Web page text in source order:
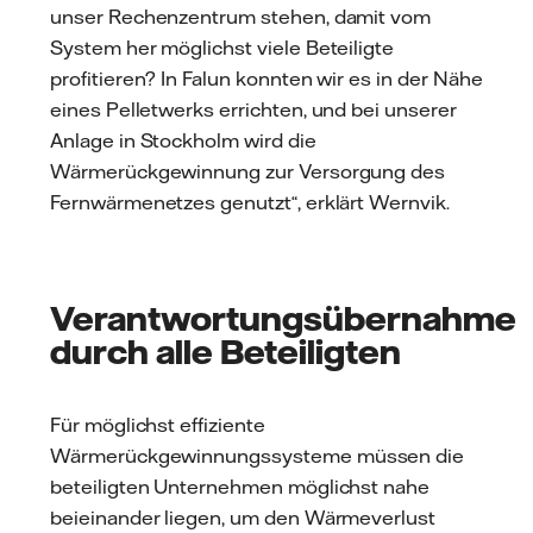
unser Rechenzentrum stehen, damit vom
System her möglichst viele Beteiligte
profitieren? In Falun konnten wir es in der Nähe
eines Pelletwerks errichten, und bei unserer
Anlage in Stockholm wird die
Wärmerückgewinnung zur Versorgung des
Fernwärmenetzes genutzt“, erklärt Wernvik.
Verantwortungsübernahme
durch alle Beteiligten
Für möglichst effiziente
Wärmerückgewinnungssysteme müssen die
beteiligten Unternehmen möglichst nahe
beieinander liegen, um den Wärmeverlust